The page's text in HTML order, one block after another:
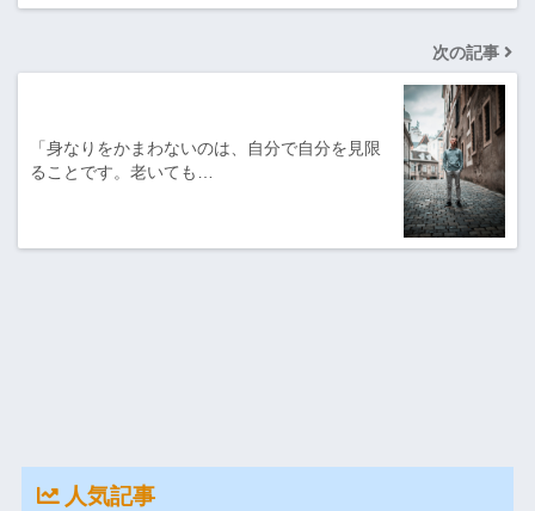
次の記事
「身なりをかまわないのは、自分で自分を見限
ることです。老いても…
人気記事